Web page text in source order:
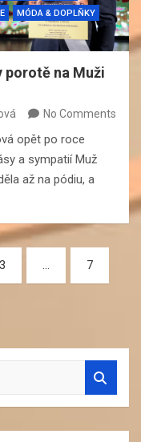
MÓDA & DOPLŇKY
porotě na Muži
No Comments
opět po roce
a sympatií Muž
až na pódiu, a
3 … 7